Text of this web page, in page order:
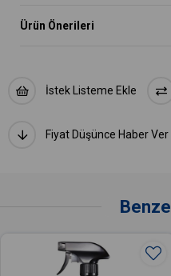
Ürün Önerileri
İstek Listeme Ekle
Fiyat Düşünce Haber Ver